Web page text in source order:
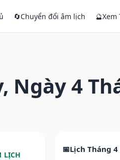
🔄Chuyển đổi âm lịch 🔮Xem
Ngày 4
LỊCH
Lịch Tháng